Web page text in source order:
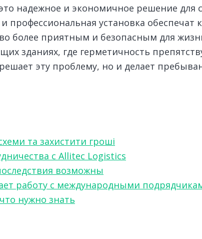
надежное и экономичное решение для
установка обеспечат
более приятным и безопасным для
зданиях, где герметичность
эту проблему, но и делает
та захистити гроші
с Allitec Logistics
возможны
работу с международными
нужно знать